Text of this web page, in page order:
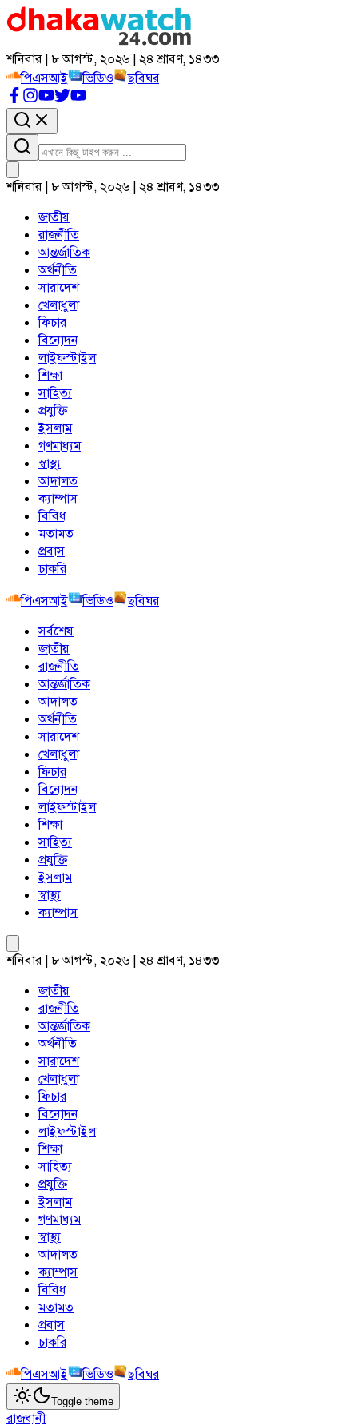
শনিবার | ৮ আগস্ট, ২০২৬ | ২৪ শ্রাবণ, ১৪৩৩
পিএসআই
ভিডিও ছবিঘর
শনিবার | ৮ আগস্ট, ২০২৬ | ২৪ শ্রাবণ, ১৪৩৩
জাতীয়
রাজনীতি
আন্তর্জাতিক
অর্থনীতি
সারাদেশ
খেলাধুলা
ফিচার
বিনোদন
লাইফস্টাইল
শিক্ষা
সাহিত্য
প্রযুক্তি
ইসলাম
গণমাধ্যম
স্বাস্থ্য
আদালত
ক্যাম্পাস
বিবিধ
মতামত
প্রবাস
চাকরি
পিএসআই
ভিডিও
ছবিঘর
সর্বশেষ
জাতীয়
রাজনীতি
আন্তর্জাতিক
আদালত
অর্থনীতি
সারাদেশ
খেলাধুলা
ফিচার
বিনোদন
লাইফস্টাইল
শিক্ষা
সাহিত্য
প্রযুক্তি
ইসলাম
স্বাস্থ্য
ক্যাম্পাস
শনিবার | ৮ আগস্ট, ২০২৬ | ২৪ শ্রাবণ, ১৪৩৩
জাতীয়
রাজনীতি
আন্তর্জাতিক
অর্থনীতি
সারাদেশ
খেলাধুলা
ফিচার
বিনোদন
লাইফস্টাইল
শিক্ষা
সাহিত্য
প্রযুক্তি
ইসলাম
গণমাধ্যম
স্বাস্থ্য
আদালত
ক্যাম্পাস
বিবিধ
মতামত
প্রবাস
চাকরি
পিএসআই
ভিডিও ছবিঘর
Toggle theme
রাজধানী